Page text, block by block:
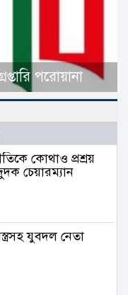
পরোয়ানা
কোথাও প্রশ্রয়
চেয়ারম্যান
যুবদল নেতা